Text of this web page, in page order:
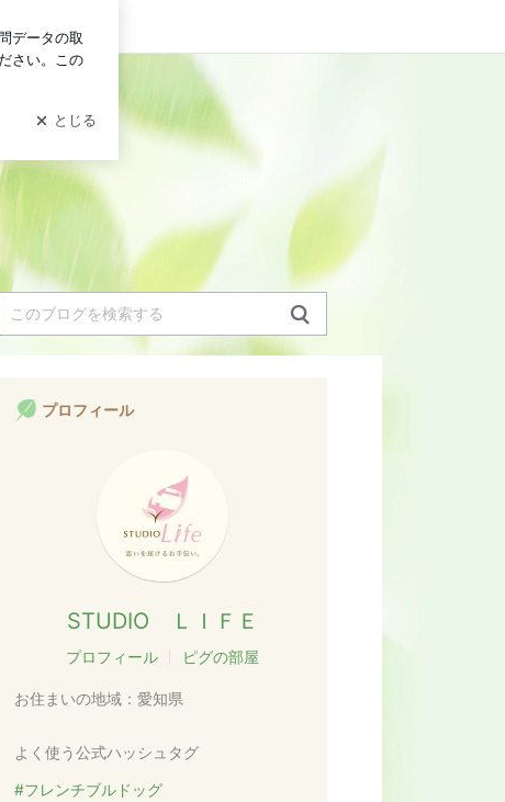
ログイン
プロフィール
STUDIO ＬＩＦＥ
プロフィール ピグの部屋
お住まいの地域： 愛知県
よく使う公式ハッシュタグ
#フレンチブルドッグ